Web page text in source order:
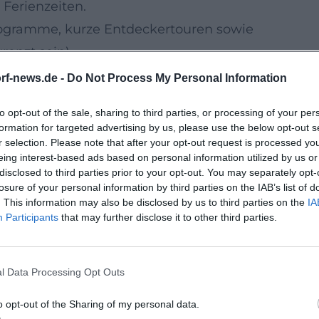
news.de - Do Not Process My Personal Information
opt-out of the sale, sharing to third parties, or processing of your
for targeted advertising by us, please use the below opt-out
selection. Please note that after your opt-out request is processed
interest-based ads based on personal information utilized by us
to third parties prior to your opt-out. You may separately
of your personal information by third parties on the IAB’s list of
This information may also be disclosed by us to third parties on the
Participants that may further disclose it to other third parties.
Data Processing Opt Outs
opt-out of the Sharing of my personal data.
kurze Entdeckertouren sowie
sein).
Morgen des Ausflugs) den offiziellen
zu Wetter, Treffpunkten, Ausrüstung
Aktionen und Saisonangebote
weitereWaldwipfelwegein der Region
– häufig mit Zusatzangeboten in
kündigen Aktionen, Sonderöffnungen
je nach Betriebslage sind spätere